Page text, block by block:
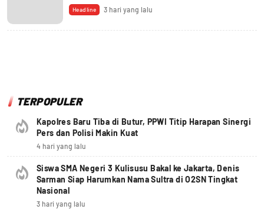
Headline 3 hari yang lalu
TERPOPULER
Kapolres Baru Tiba di Butur, PPWI Titip Harapan Sinergi
Pers dan Polisi Makin Kuat
4 hari yang lalu
Siswa SMA Negeri 3 Kulisusu Bakal ke Jakarta, Denis
Sarman Siap Harumkan Nama Sultra di O2SN Tingkat
Nasional
3 hari yang lalu